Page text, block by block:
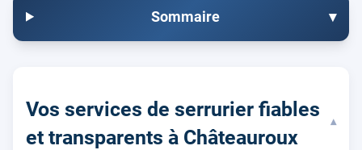
Sommaire ▾
Vos services de serrurier fiables
et transparents à Châteauroux
▾